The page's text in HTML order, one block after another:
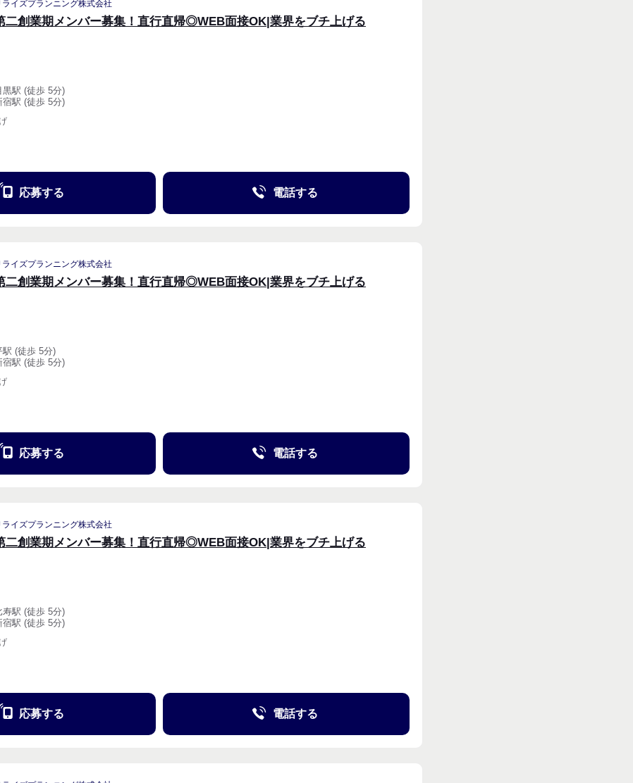
ライズプランニング株式会社
二創業期メンバー募集！直行直帰◎WEB面接OK|業界をブチ上げる
黒駅 (徒歩 5分)
駅 (徒歩 5分)
応募する 電話する
ライズプランニング株式会社
二創業期メンバー募集！直行直帰◎WEB面接OK|業界をブチ上げる
(徒歩 5分)
駅 (徒歩 5分)
応募する 電話する
ライズプランニング株式会社
二創業期メンバー募集！直行直帰◎WEB面接OK|業界をブチ上げる
駅 (徒歩 5分)
駅 (徒歩 5分)
応募する 電話する